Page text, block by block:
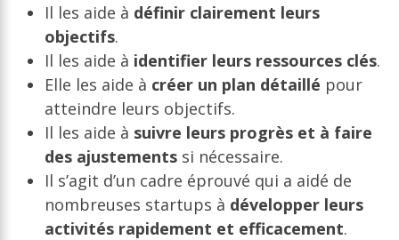
Il les aide à définir clairement leurs
objectifs.
Il les aide à identifier leurs ressources clés.
Elle les aide à créer un plan détaillé pour
atteindre leurs objectifs.
Il les aide à suivre leurs progrès et à faire
des ajustementssi nécessaire.
Il s’agit d’un cadre éprouvé qui a aidé de
nombreuses startups à développer leurs
activités rapidement et efficacement.